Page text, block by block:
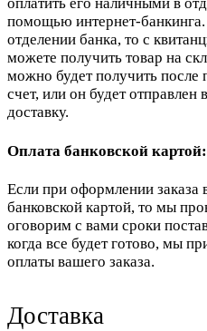
помощью интернет-банкинга.
отделении банка, то с
можете получить товар на
можно будет получить после
счет, или он будет
доставку.
Оплата банковской картой:
Если при оформлении заказа
банковской картой, то мы
оговорим с вами сроки
когда все будет готово, мы
оплаты вашего заказа.
Доставка